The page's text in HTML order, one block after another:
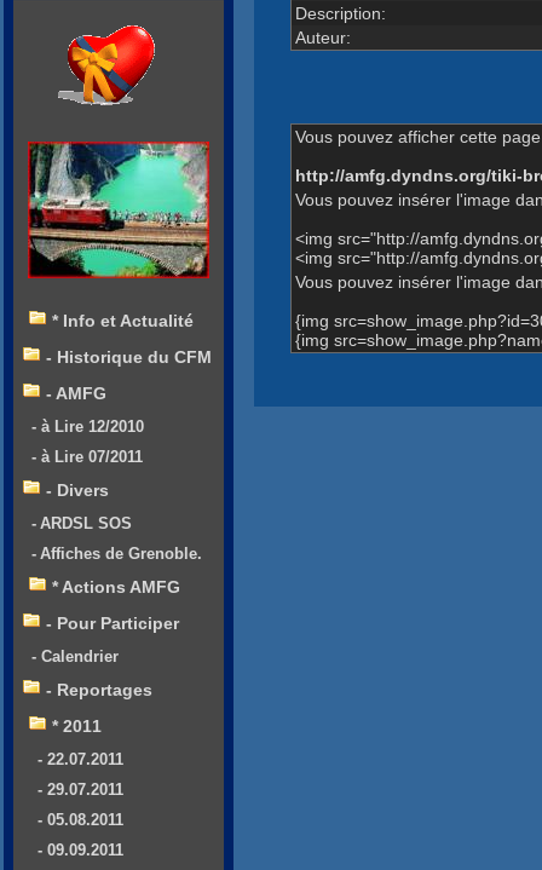
Description:
Auteur:
Vous pouvez afficher cette
http://amfg.dyndns.org/tiki-
Vous pouvez insérer l'image
<img src="http://
<img src="http://
Vous pouvez insérer l'image
{img
{img
* Info et Actualité
- Historique du CFM
- AMFG
- à Lire 12/2010
- à Lire 07/2011
- Divers
- ARDSL SOS
- Affiches de Grenoble.
* Actions AMFG
- Pour Participer
- Calendrier
- Reportages
* 2011
- 22.07.2011
- 29.07.2011
- 05.08.2011
- 09.09.2011